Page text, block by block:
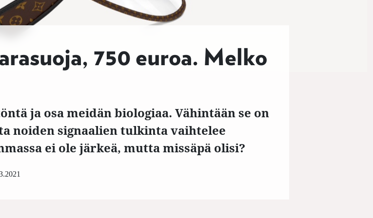
750 euroa. Melko
ja osa meidän biologiaa. Vähintään se on
noiden signaalien tulkinta vaihtelee
ei ole järkeä, mutta missäpä olisi?